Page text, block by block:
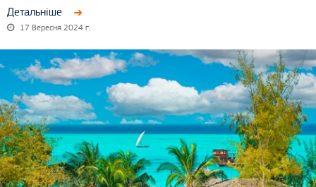
Детальніше
17 Вересня 2024 г.